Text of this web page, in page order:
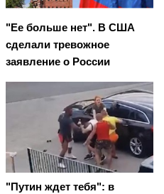
"Ее больше нет". В США
сделали тревожное
заявление о России
"Путин ждет тебя": в